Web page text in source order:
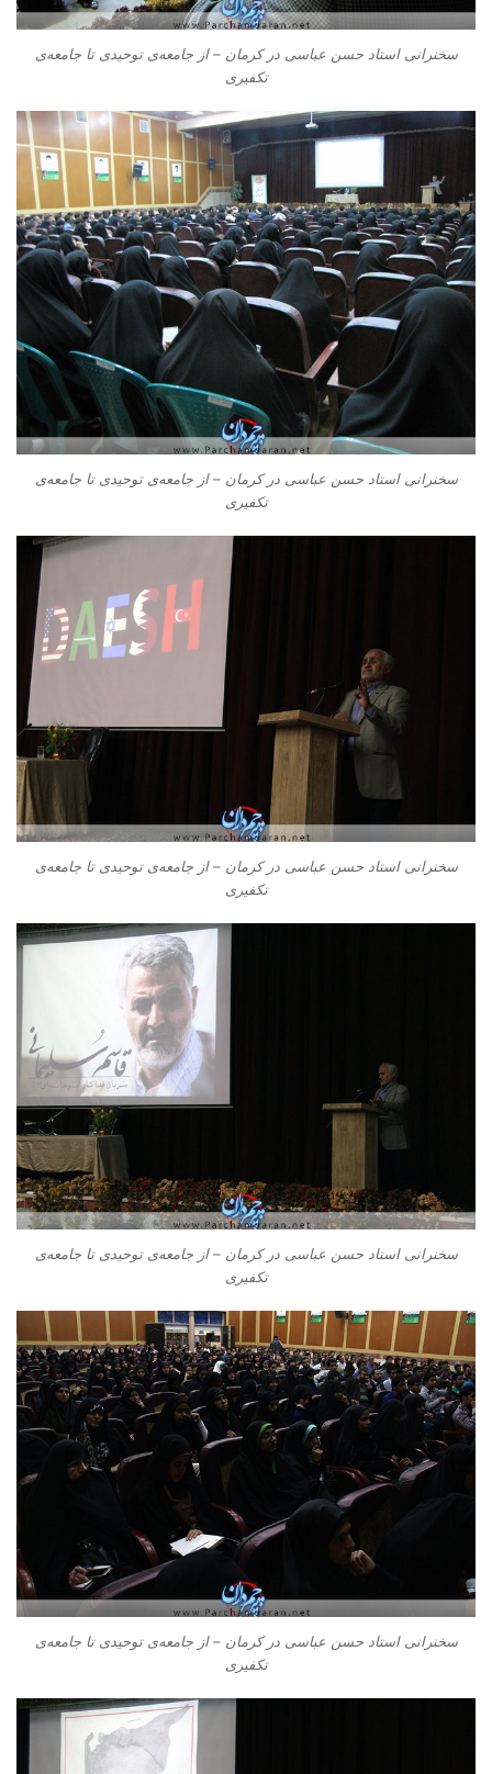
سخنرانی استاد حسن عباسی در کرمان – از جامعه‌ی توحیدی تا جامعه‌ی
تکفیری
سخنرانی استاد حسن عباسی در کرمان – از جامعه‌ی توحیدی تا جامعه‌ی
تکفیری
سخنرانی استاد حسن عباسی در کرمان – از جامعه‌ی توحیدی تا جامعه‌ی
تکفیری
سخنرانی استاد حسن عباسی در کرمان – از جامعه‌ی توحیدی تا جامعه‌ی
تکفیری
سخنرانی استاد حسن عباسی در کرمان – از جامعه‌ی توحیدی تا جامعه‌ی
تکفیری